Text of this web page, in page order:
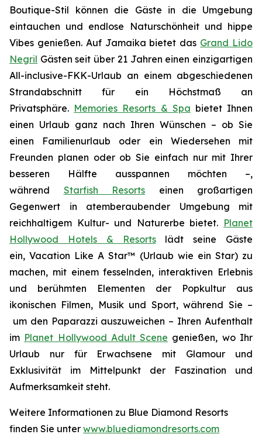
Boutique-Stil können die Gäste in die Umgebung
eintauchen und endlose Naturschönheit und hippe
Vibes genießen. Auf Jamaika bietet das Grand Lido
Negril Gästen seit über 21 Jahren einen einzigartigen
All-inclusive-FKK-Urlaub an einem abgeschiedenen
Strandabschnitt für ein Höchstmaß an
Privatsphäre. Memories Resorts & Spa bietet Ihnen
einen Urlaub ganz nach Ihren Wünschen – ob Sie
einen Familienurlaub oder ein Wiedersehen mit
Freunden planen oder ob Sie einfach nur mit Ihrer
besseren Hälfte ausspannen möchten –,
während Starfish Resorts einen großartigen
Gegenwert in atemberaubender Umgebung mit
reichhaltigem Kultur- und Naturerbe bietet. Planet
Hollywood Hotels & Resortslädt seine Gäste
ein,Vacation Like A Star™ (Urlaub wie ein Star) zu
machen, mit einem fesselnden, interaktiven Erlebnis
und berühmten Elementen der Popkultur aus
ikonischen Filmen, Musik und Sport, während Sie –
um den Paparazzi auszuweichen – Ihren Aufenthalt
im Planet Hollywood Adult Scene genießen, wo Ihr
Urlaub nur für Erwachsene mit Glamour und
Exklusivität im Mittelpunkt der Faszination und
Aufmerksamkeit steht.
Weitere Informationen zu Blue Diamond Resorts
finden Sie unter www.bluediamondresorts.com